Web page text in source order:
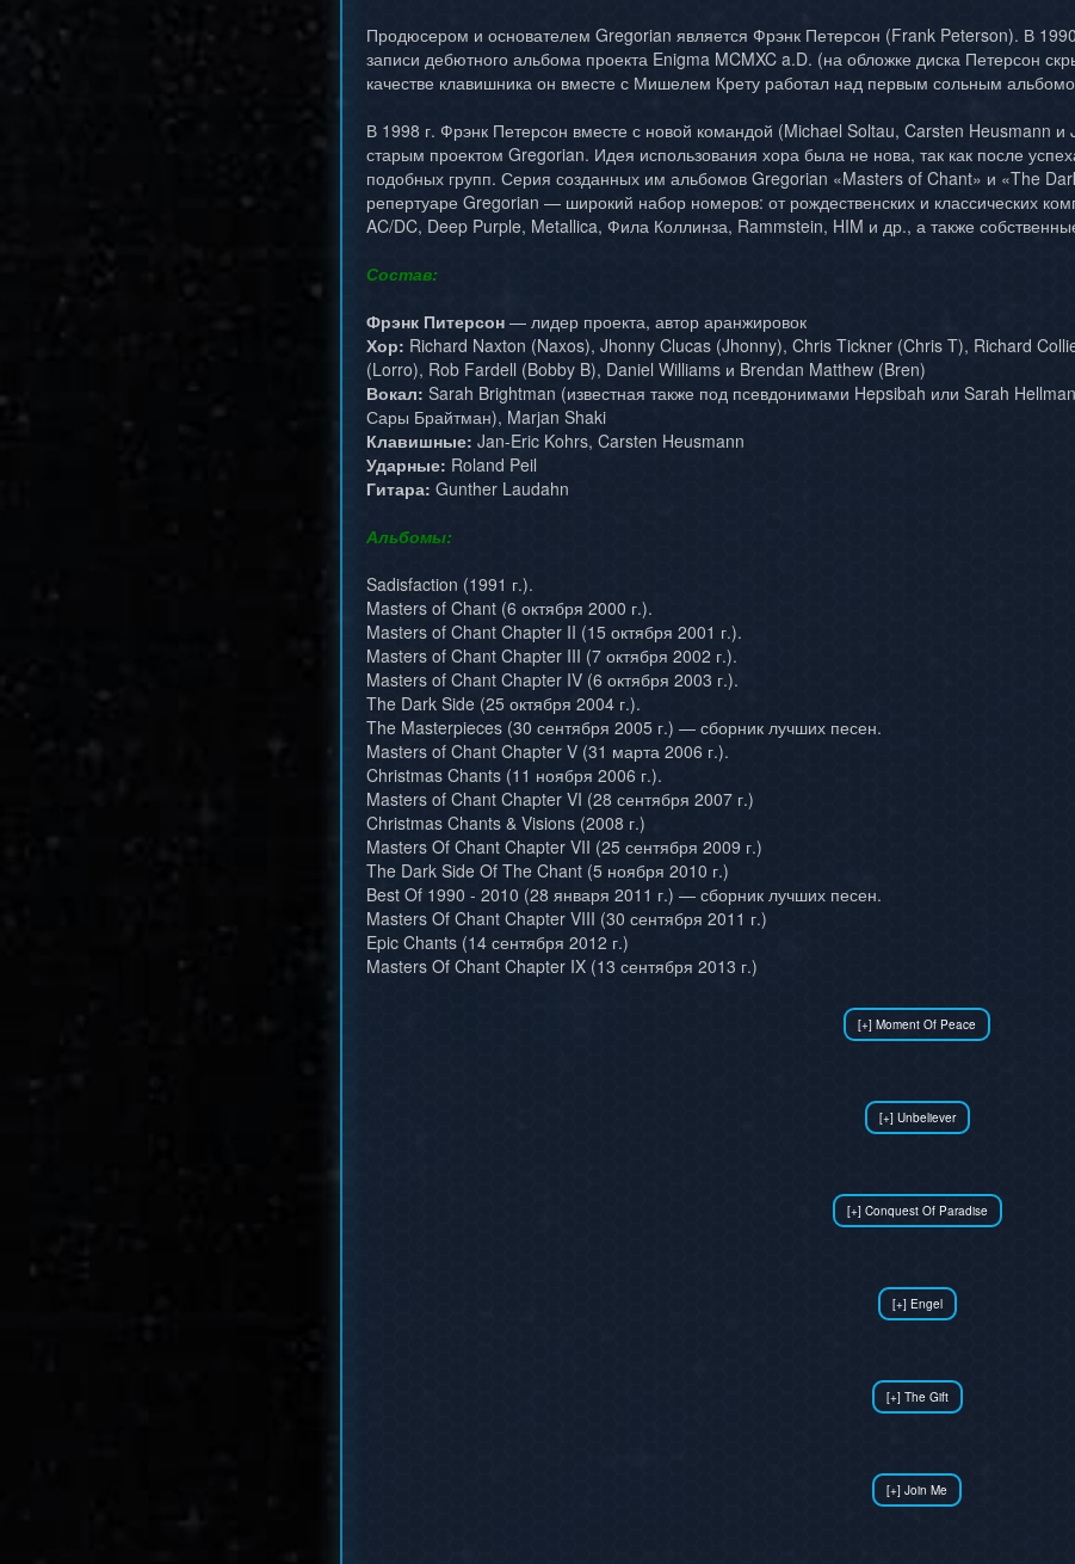
Продюсером и основателем Gregorian является Фрэнк Петерсон (Frank Peterson). В
записи дебютного альбома проекта Enigma MCMXC a.D. (на обложке диска Петерсон
качестве клавишника он вместе с Мишелем Крету работал над первым сольным
В 1998 г. Фрэнк Петерсон вместе с новой командой (Michael Soltau, Carsten Heusmann и
старым проектом Gregorian. Идея использования хора была не нова, так как после
подобных групп. Серия созданных им альбомов Gregorian «Masters of Chant» и «The
репертуаре Gregorian — широкий набор номеров: от рождественских и классических
AC/DC, Deep Purple, Metallica, Фила Коллинза, Rammstein, HIM и др., а также
Состав:
Фрэнк Питерсон — лидер проекта, автор аранжировок
Хор: Richard Naxton (Naxos), Jhonny Clucas (Jhonny), Chris Tickner (Chris T), Richard
(Lorro), Rob Fardell (Bobby B), Daniel Williams и Brendan Matthew (Bren)
Вокал: Sarah Brightman (известная также под псевдонимами Hepsibah или Sarah
Сары Брайтман), Marjan Shaki
Клавишные: Jan-Eric Kohrs, Carsten Heusmann
Ударные: Roland Peil
Гитара: Gunther Laudahn
Альбомы:
Sadisfaction (1991 г.).
Masters of Chant (6 октября 2000 г.).
Masters of Chant Chapter II (15 октября 2001 г.).
Masters of Chant Chapter III (7 октября 2002 г.).
Masters of Chant Chapter IV (6 октября 2003 г.).
The Dark Side (25 октября 2004 г.).
The Masterpieces (30 сентября 2005 г.) — сборник лучших песен.
Masters of Chant Chapter V (31 марта 2006 г.).
Christmas Chants (11 ноября 2006 г.).
Masters of Chant Chapter VI (28 сентября 2007 г.)
Christmas Chants & Visions (2008 г.)
Masters Of Chant Chapter VII (25 сентября 2009 г.)
The Dark Side Of The Chant (5 ноября 2010 г.)
Best Of 1990 - 2010 (28 января 2011 г.) — сборник лучших песен.
Masters Of Chant Chapter VIII (30 сентября 2011 г.)
Epic Chants (14 сентября 2012 г.)
Masters Of Chant Chapter IX (13 сентября 2013 г.)